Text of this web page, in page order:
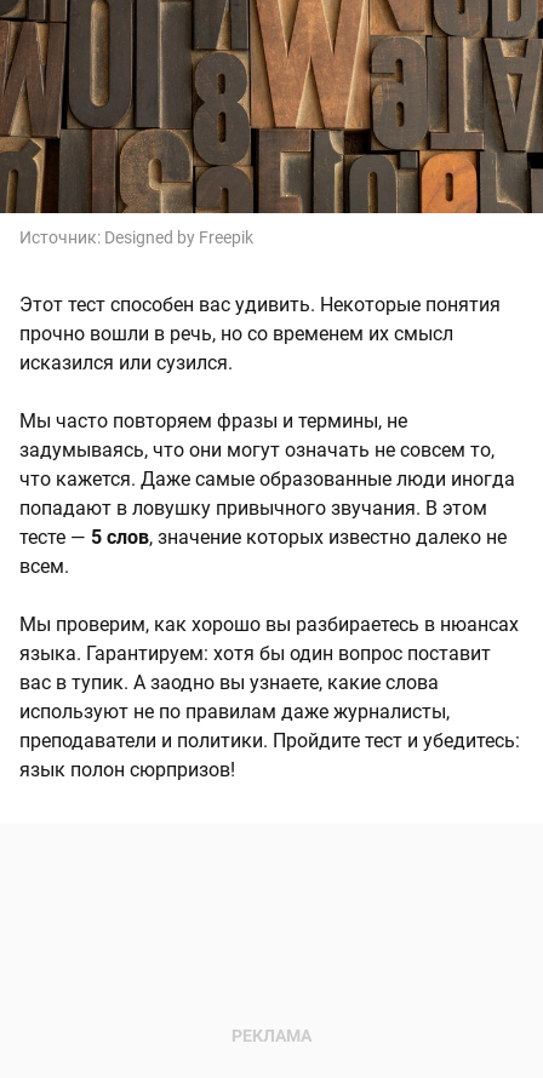
Источник: Designed by Freepik
Этот тест способен вас удивить. Некоторые понятия
прочно вошли в речь, но со временем их смысл
исказился или сузился.
Мы часто повторяем фразы и термины, не
задумываясь, что они могут означать не совсем то,
что кажется. Даже самые образованные люди иногда
попадают в ловушку привычного звучания. В этом
тесте — 5 слов, значение которых известно далеко не
всем.
Мы проверим, как хорошо вы разбираетесь в нюансах
языка. Гарантируем: хотя бы один вопрос поставит
вас в тупик. А заодно вы узнаете, какие слова
используют не по правилам даже журналисты,
преподаватели и политики. Пройдите тест и убедитесь:
язык полон сюрпризов!